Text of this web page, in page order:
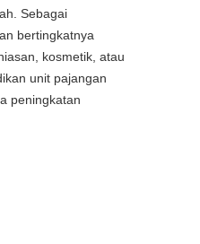
Sebagai
bertingkatnya
kosmetik, atau
unit pajangan
peningkatan